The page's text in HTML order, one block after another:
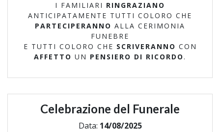
I FAMILIARI RINGRAZIANO
ANTICIPATAMENTE TUTTI COLORO CHE
PARTECIPERANNO ALLA CERIMONIA
FUNEBRE
E TUTTI COLORO CHE SCRIVERANNO CON
AFFETTO UN PENSIERO DI RICORDO .
Celebrazione del Funerale
Data: 14/08/2025